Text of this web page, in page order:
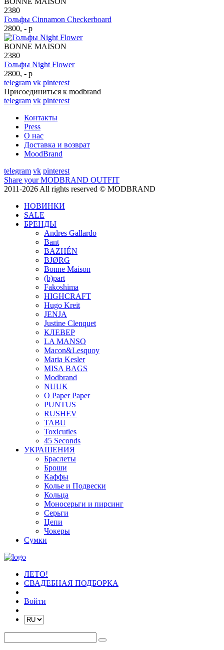
2380
Гольфы Cinnamon Checkerboard
2800, - р
BONNE MAISON
2380
Гольфы Night Flower
2800, - р
telegram vk pinterest
Присоединиться к modbrand
telegram vk pinterest
Контакты
Press
О нас
Доставка и возврат
MoodBrand
telegram vk pinterest
Share your MODBRAND OUTFIT
2011-2026 All rights reserved © MODBRAND
НОВИНКИ
SALE
БРЕНДЫ
Andres Gallardo
Bant
BAZHÉN
BJØRG
Bonne Maison
(b)part
Fakoshima
HIGHCRAFT
Hugo Kreit
JENJA
Justine Clenquet
КЛЕВЕР
LA MANSO
Macon&Lesquoy
Maria Kesler
MISA BAGS
Modbrand
NUUK
O Paper Paper
PUNTUS
RUSHEV
TABU
Toxicuties
45 Seconds
УКРАШЕНИЯ
Браслеты
Броши
Каффы
Колье и Подвески
Кольца
Моносерьги и пирсинг
Серьги
Цепи
Чокеры
Сумки
ЛЕТО!
СВАДЕБНАЯ ПОДБОРКА
Войти